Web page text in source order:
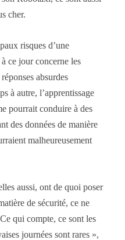
cher.
risques d’une
ce jour concerne les
absurdes
à autre, l’apprentissage
pourrait conduire à des
des données de manière
malheureusement
aussi, ont de quoi poser
de sécurité, ce ne
qui compte, ce sont les
journées sont rares »,